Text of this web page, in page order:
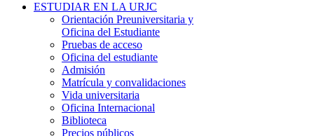
ESTUDIAR EN LA URJC
Orientación Preuniversitaria y
Oficina del Estudiante
Pruebas de acceso
Oficina del estudiante
Admisión
Matrícula y convalidaciones
Vida universitaria
Oficina Internacional
Biblioteca
Precios públicos